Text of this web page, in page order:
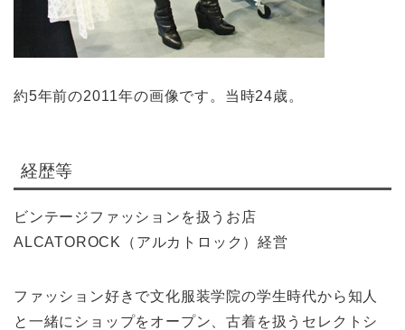
約5年前の2011年の画像です。当時24歳。
経歴等
ビンテージファッションを扱うお店
ALCATOROCK（アルカトロック）経営
ファッション好きで文化服装学院の学生時代から知人
と一緒にショップをオープン、古着を扱うセレクトシ